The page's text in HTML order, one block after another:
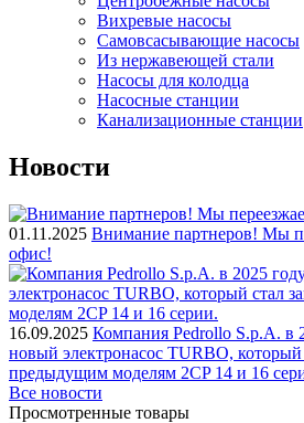
Вихревые насосы
Самовсасывающие насосы
Из нержавеющей стали
Насосы для колодца
Насосные станции
Канализационные станции
Новости
01.11.2025 Внимание партнеров! Мы
офис!
16.09.2025 Компания Pedrollo S.p.A. в
новый электронасос TURBO, который
предыдущим моделям 2CP 14 и 16
Все новости
Просмотренные товары